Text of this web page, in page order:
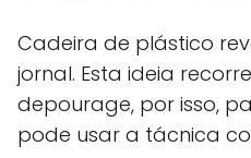
Cadeira de plástico
jornal. Esta ideia
depourage, por isso,
pode usar a tácnica